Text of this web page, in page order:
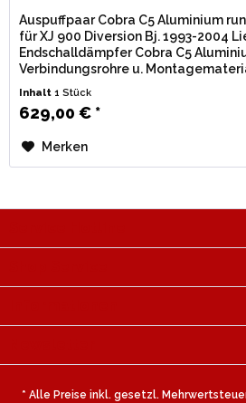
Auspuffpaar Cobra C5 Aluminium
für XJ 900 Diversion Bj. 1993-2004
Endschalldämpfer Cobra C5
Verbindungsrohre u.
Inhalt1 Stück
629,00 € *
Merken
* Alle Preise inkl. gesetzl.